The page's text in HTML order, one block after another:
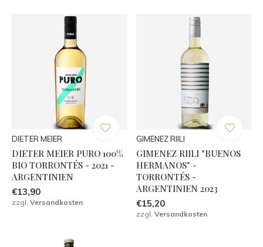
DIETER MEIER
DIETER MEIER PURO 100%
BIO TORRONTÉS - 2021 -
ARGENTINIEN
€13,90
zzgl. Versandkosten
GIMENEZ RIILI
GIMENEZ RIILI "BUENOS
HERMANOS" -
TORRONTÉS -
ARGENTINIEN 2023
€15,20
zzgl. Versandkosten